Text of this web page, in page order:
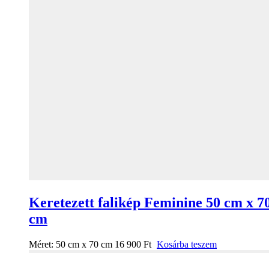
Keretezett falikép Feminine 50 cm x
cm
Méret: 50 cm x 70 cm 16 900 Ft Kosárba teszem